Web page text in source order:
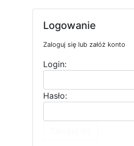
Logowanie
Zaloguj się lub załóż konto
Login:
Hasło: